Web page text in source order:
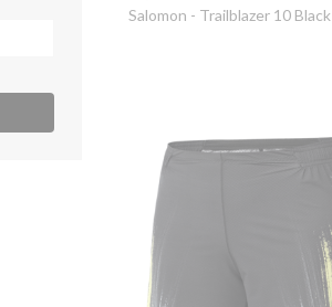
Salomon - Trailblazer 10 Black